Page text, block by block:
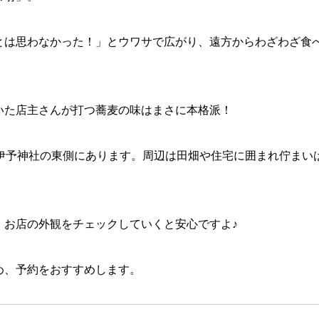
思わなかった！」とウワサで広がり、遠方からわざわざ食
店主さんが打つ蕎麦の味はまさに本格派！
神社の東側にあります。周辺は田畑や住宅に囲まれ佇まい
店の外観をチェックしていくと安心ですよ♪
予約をおすすめします。